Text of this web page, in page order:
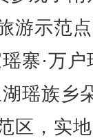
游示范
寨·万户
瑶族乡
区，实